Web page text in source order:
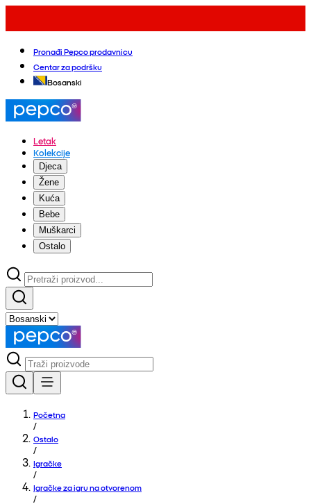
Pronađi Pepco prodavnicu
Centar za podršku
Bosanski
Letak
Kolekcije
Djeca
Žene
Kuća
Bebe
Muškarci
Ostalo
Početna
/
Ostalo
/
Igračke
/
Igračke za igru na otvorenom
/